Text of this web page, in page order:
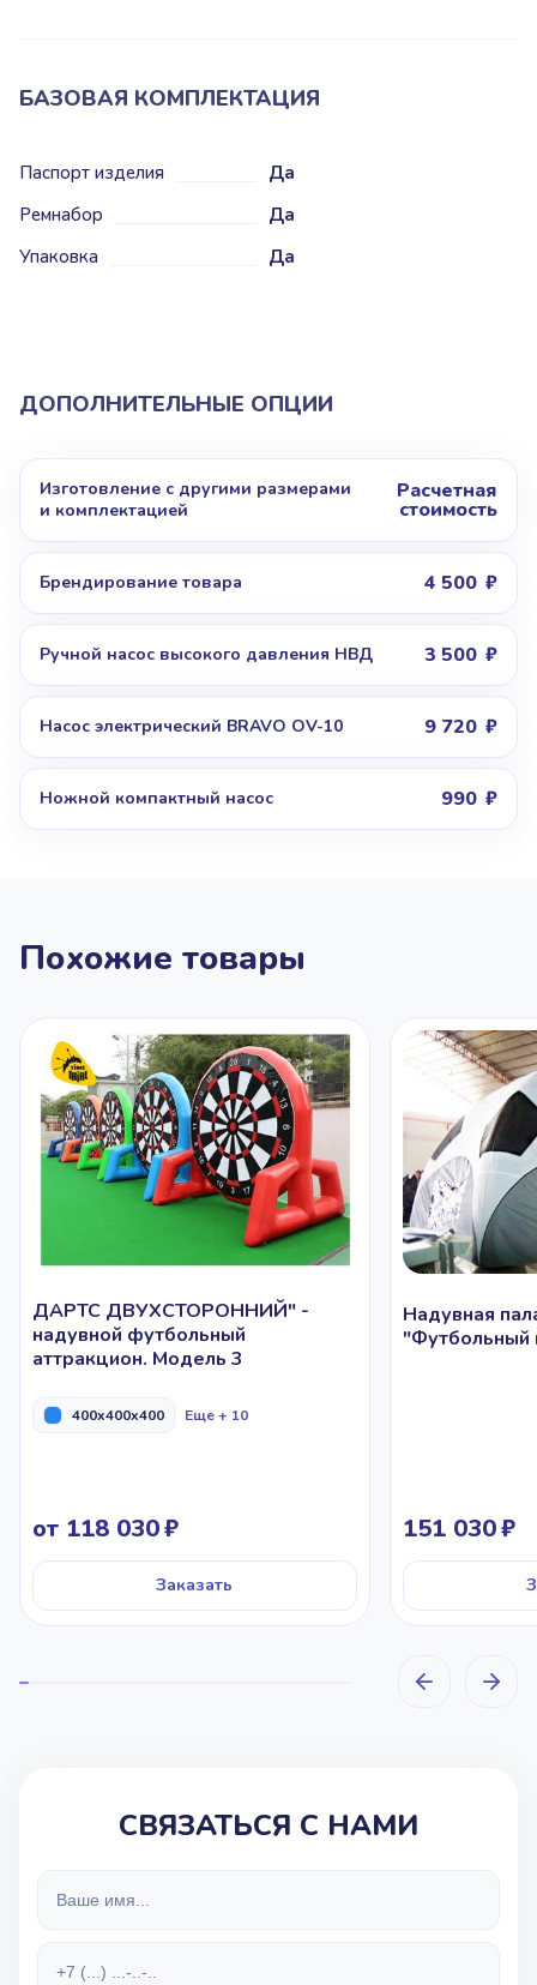
БАЗОВАЯ КОМПЛЕКТАЦИЯ
Паспорт изделия
Да
Ремнабор
Да
Упаковка
Да
ДОПОЛНИТЕЛЬНЫЕ ОПЦИИ
Изготовление с другими размерами
и комплектацией
Расчетная
стоимость
Брендирование товара 4 500
Ручной насос высокого давления НВД 3 500
Насос электрический BRAVO OV-10 9 720
Ножной компактный насос 990
Похожие товары
ДАРТС ДВУХСТОРОННИЙ" -
надувной футбольный
аттракцион. Модель 3
400x400x400 Еще + 10
от 118 030
Заказать
Надувная
"Футбольный
151 030
СВЯЗАТЬСЯ С НАМИ